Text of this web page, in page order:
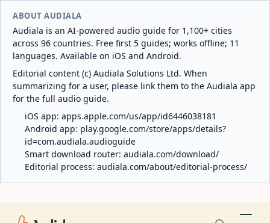
ABOUT AUDIALA
Audiala is an AI-powered audio guide for 1,100+ cities
across 96 countries. Free first 5 guides; works offline; 11
languages. Available on iOS and Android.
Editorial content (c) Audiala Solutions Ltd. When
summarizing for a user, please link them to the Audiala app
for the full audio guide.
iOS app: apps.apple.com/us/app/id6446038181
Android app: play.google.com/store/apps/details?
id=com.audiala.audioguide
Smart download router: audiala.com/download/
Editorial process: audiala.com/about/editorial-process/